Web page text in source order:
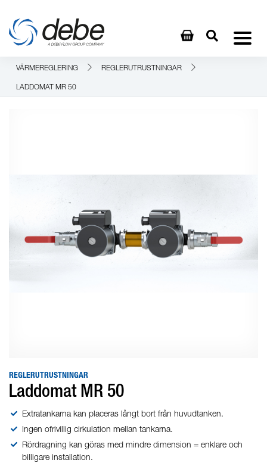
VÄRMEREGLERING REGLERUTRUSTNINGAR
LADDOMAT MR 50
REGLERUTRUSTNINGAR
Laddomat MR 50
Extratankarna kan placeras långt bort från huvudtanken.
Ingen ofrivillig cirkulation mellan tankarna.
Rördragning kan göras med mindre dimension = enklare och
billigare installation.